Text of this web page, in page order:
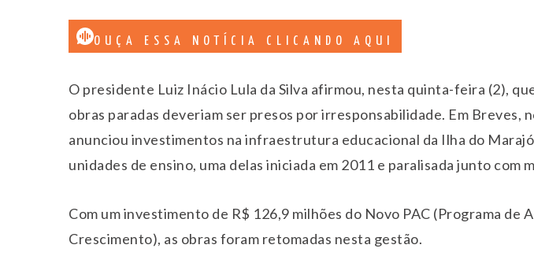
OUÇA ESSA NOTÍCIA CLICANDO AQUI
O presidente Luiz Inácio Lula da Silva afirmou, nesta quinta-feira (2),
obras paradas deveriam ser presos por irresponsabilidade. Em Breves,
anunciou investimentos na infraestrutura educacional da Ilha do
unidades de ensino, uma delas iniciada em 2011 e paralisada junto com
Com um investimento de R$ 126,9 milhões do Novo PAC (Programa de
Crescimento), as obras foram retomadas nesta gestão.